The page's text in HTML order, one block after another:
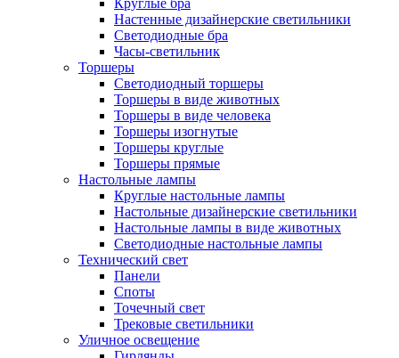
Круглые бра
Настенные дизайнерские светильники
Светодиодные бра
Часы-светильник
Торшеры
Светодиодный торшеры
Торшеры в виде животных
Торшеры в виде человека
Торшеры изогнутые
Торшеры круглые
Торшеры прямые
Настольные лампы
Круглые настольные лампы
Настольные дизайнерские светильники
Настольные лампы в виде животных
Светодиодные настольные лампы
Технический свет
Панели
Споты
Точечный свет
Трековые светильники
Уличное освещение